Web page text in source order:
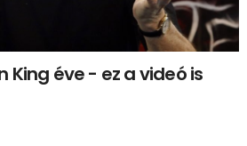
King éve - ez a videó is